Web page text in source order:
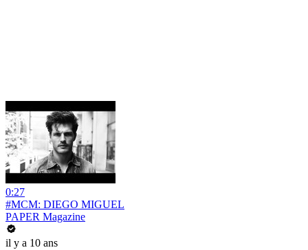
0:27
#MCM: DIEGO MIGUEL
PAPER Magazine
il y a 10 ans